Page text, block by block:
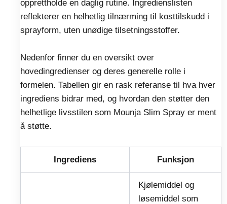
opprettholde en daglig rutine. Ingredienslisten
reflekterer en helhetlig tilnærming til kosttilskudd i
sprayform, uten unødige tilsetningsstoffer.
Nedenfor finner du en oversikt over
hovedingredienser og deres generelle rolle i
formelen. Tabellen gir en rask referanse til hva hver
ingrediens bidrar med, og hvordan den støtter den
helhetlige livsstilen som Mounja Slim Spray er ment
å støtte.
Ingrediens Funksjon
Kjølemiddel og
løsemiddel som